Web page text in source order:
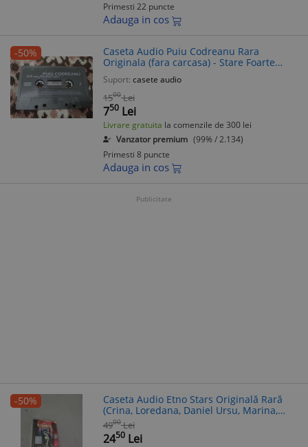
Primesti 22 puncte
Adauga in cos
-50%
Caseta Audio Puiu Codreanu Rara
Originala (fara carcasa) - Stare Foarte
Buna
Suport: casete audio
1500 Lei
750 Lei
Livrare gratuita la comenzile de 300 lei
Vanzator premium (99% / 2.134)
Primesti 8 puncte
Adauga in cos
Publicitate
-50%
Caseta Audio Etno Stars Originală Rară
(Crina, Loredana, Daniel Ursu, Marina,
Fata Morgana, Puiu Codreanu, Sogorii)
4900 Lei
2450 Lei